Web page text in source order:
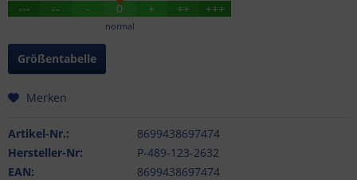
--- -- - 0 + ++ +++
normal
Größentabelle
Merken
Artikel-Nr.:
8699438697474
Hersteller-Nr:
P-489-123-2632
EAN:
8699438697474